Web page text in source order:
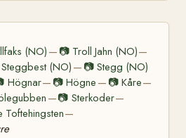
(NO)— 📷 Troll Jahn (NO)—
Steggbest (NO) — 📷 Stegg (NO)
Högnar— 📷Högne — 📷 Kåre—
—📷 Sterkoder—
Toftehingsten—